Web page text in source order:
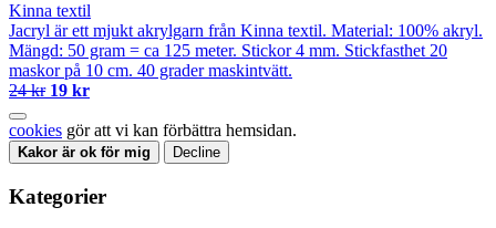
Kinna textil
Jacryl är ett mjukt akrylgarn från Kinna textil. Material: 100% akryl.
Mängd: 50 gram = ca 125 meter. Stickor 4 mm. Stickfasthet 20
maskor på 10 cm. 40 grader maskintvätt.
24 kr 19 kr
cookies gör att vi kan förbättra hemsidan.
Kakor är ok för mig Decline
Kategorier